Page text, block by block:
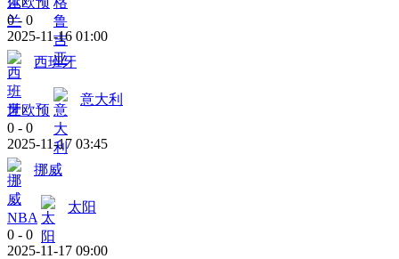
0 - 0
2025-11-16 01:00
西班牙
世欧预
意大利
0 - 0
2025-11-17 03:45
挪威
NBA
太阳
0 - 0
2025-11-17 09:00